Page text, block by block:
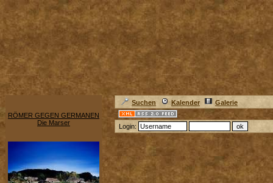
RÖMER GEGEN GERMANEN
Die Marser
Suchen Kalender Galerie
Login: